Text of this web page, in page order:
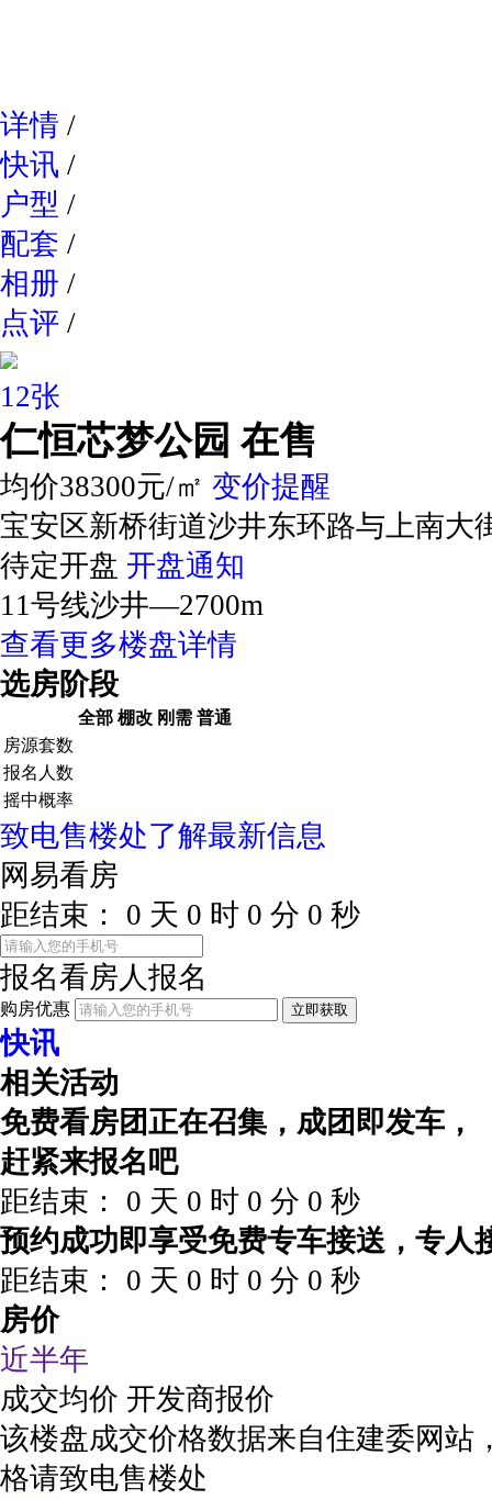
详情 /
快讯 /
户型 /
配套 /
相册 /
点评 /
12张
仁恒芯梦公园 在售
均价38300元/㎡ 变价提醒
宝安区新桥街道沙井东环路与上南大
待定开盘 开盘通知
11号线沙井—2700m
查看更多楼盘详情
选房阶段
全部 棚改 刚需 普通
房源套数
报名人数
摇中概率
致电售楼处了解最新信息
网易看房
距结束：
0 天 0 时 0 分 0 秒
报名看房人报名
购房优惠 立即获取
快讯
相关活动
免费看房团正在召集，成团即发车，
赶紧来报名吧
距结束：
0 天 0 时 0 分 0 秒
预约成功即享受免费专车接送，专人
距结束：
0 天 0 时 0 分 0 秒
房价
近半年
成交均价 开发商报价
该楼盘成交价格数据来自住建委网站
格请致电售楼处